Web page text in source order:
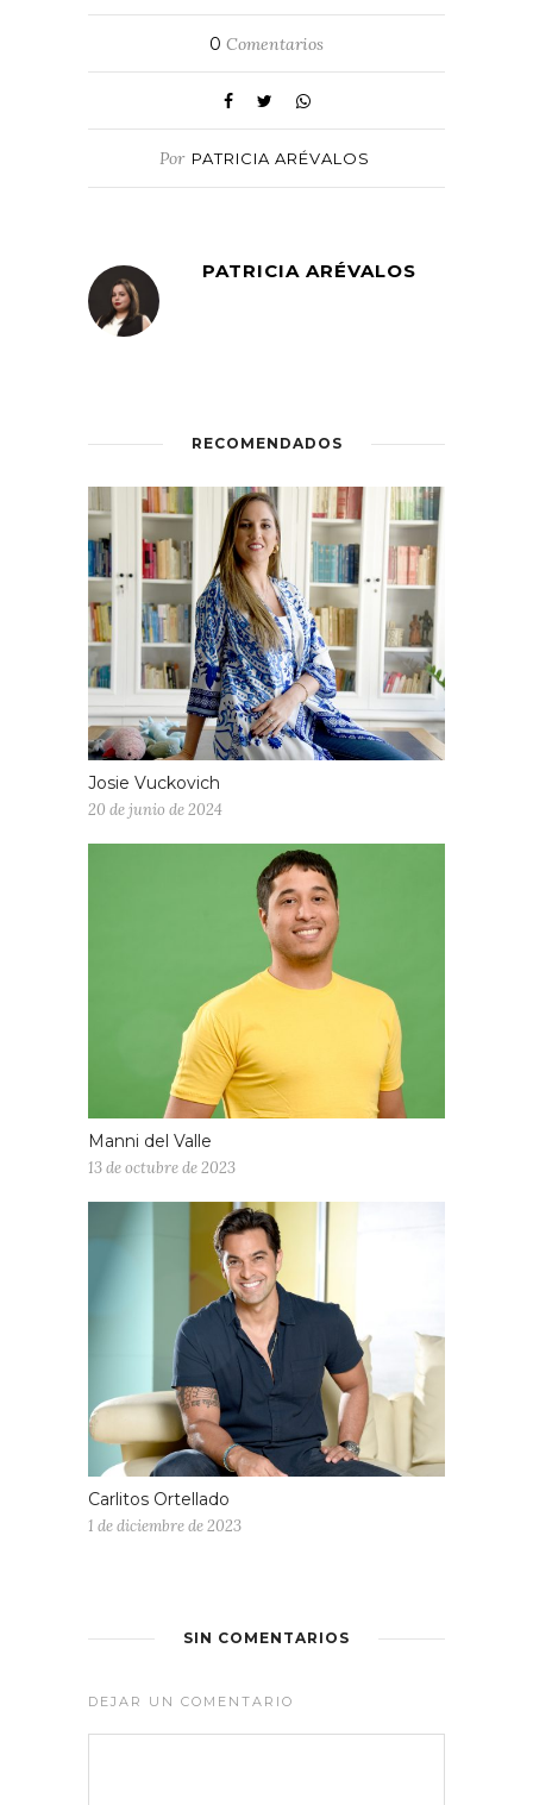
0 Comentarios
Por PATRICIA ARÉVALOS
PATRICIA ARÉVALOS
RECOMENDADOS
Josie Vuckovich
20 de junio de 2024
Manni del Valle
13 de octubre de 2023
Carlitos Ortellado
1 de diciembre de 2023
SIN COMENTARIOS
DEJAR UN COMENTARIO